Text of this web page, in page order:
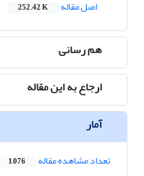
اصل مقاله
252.42 K
هم رسانی
ارجاع به این مقاله
آمار
تعداد مشاهده مقاله 1,076